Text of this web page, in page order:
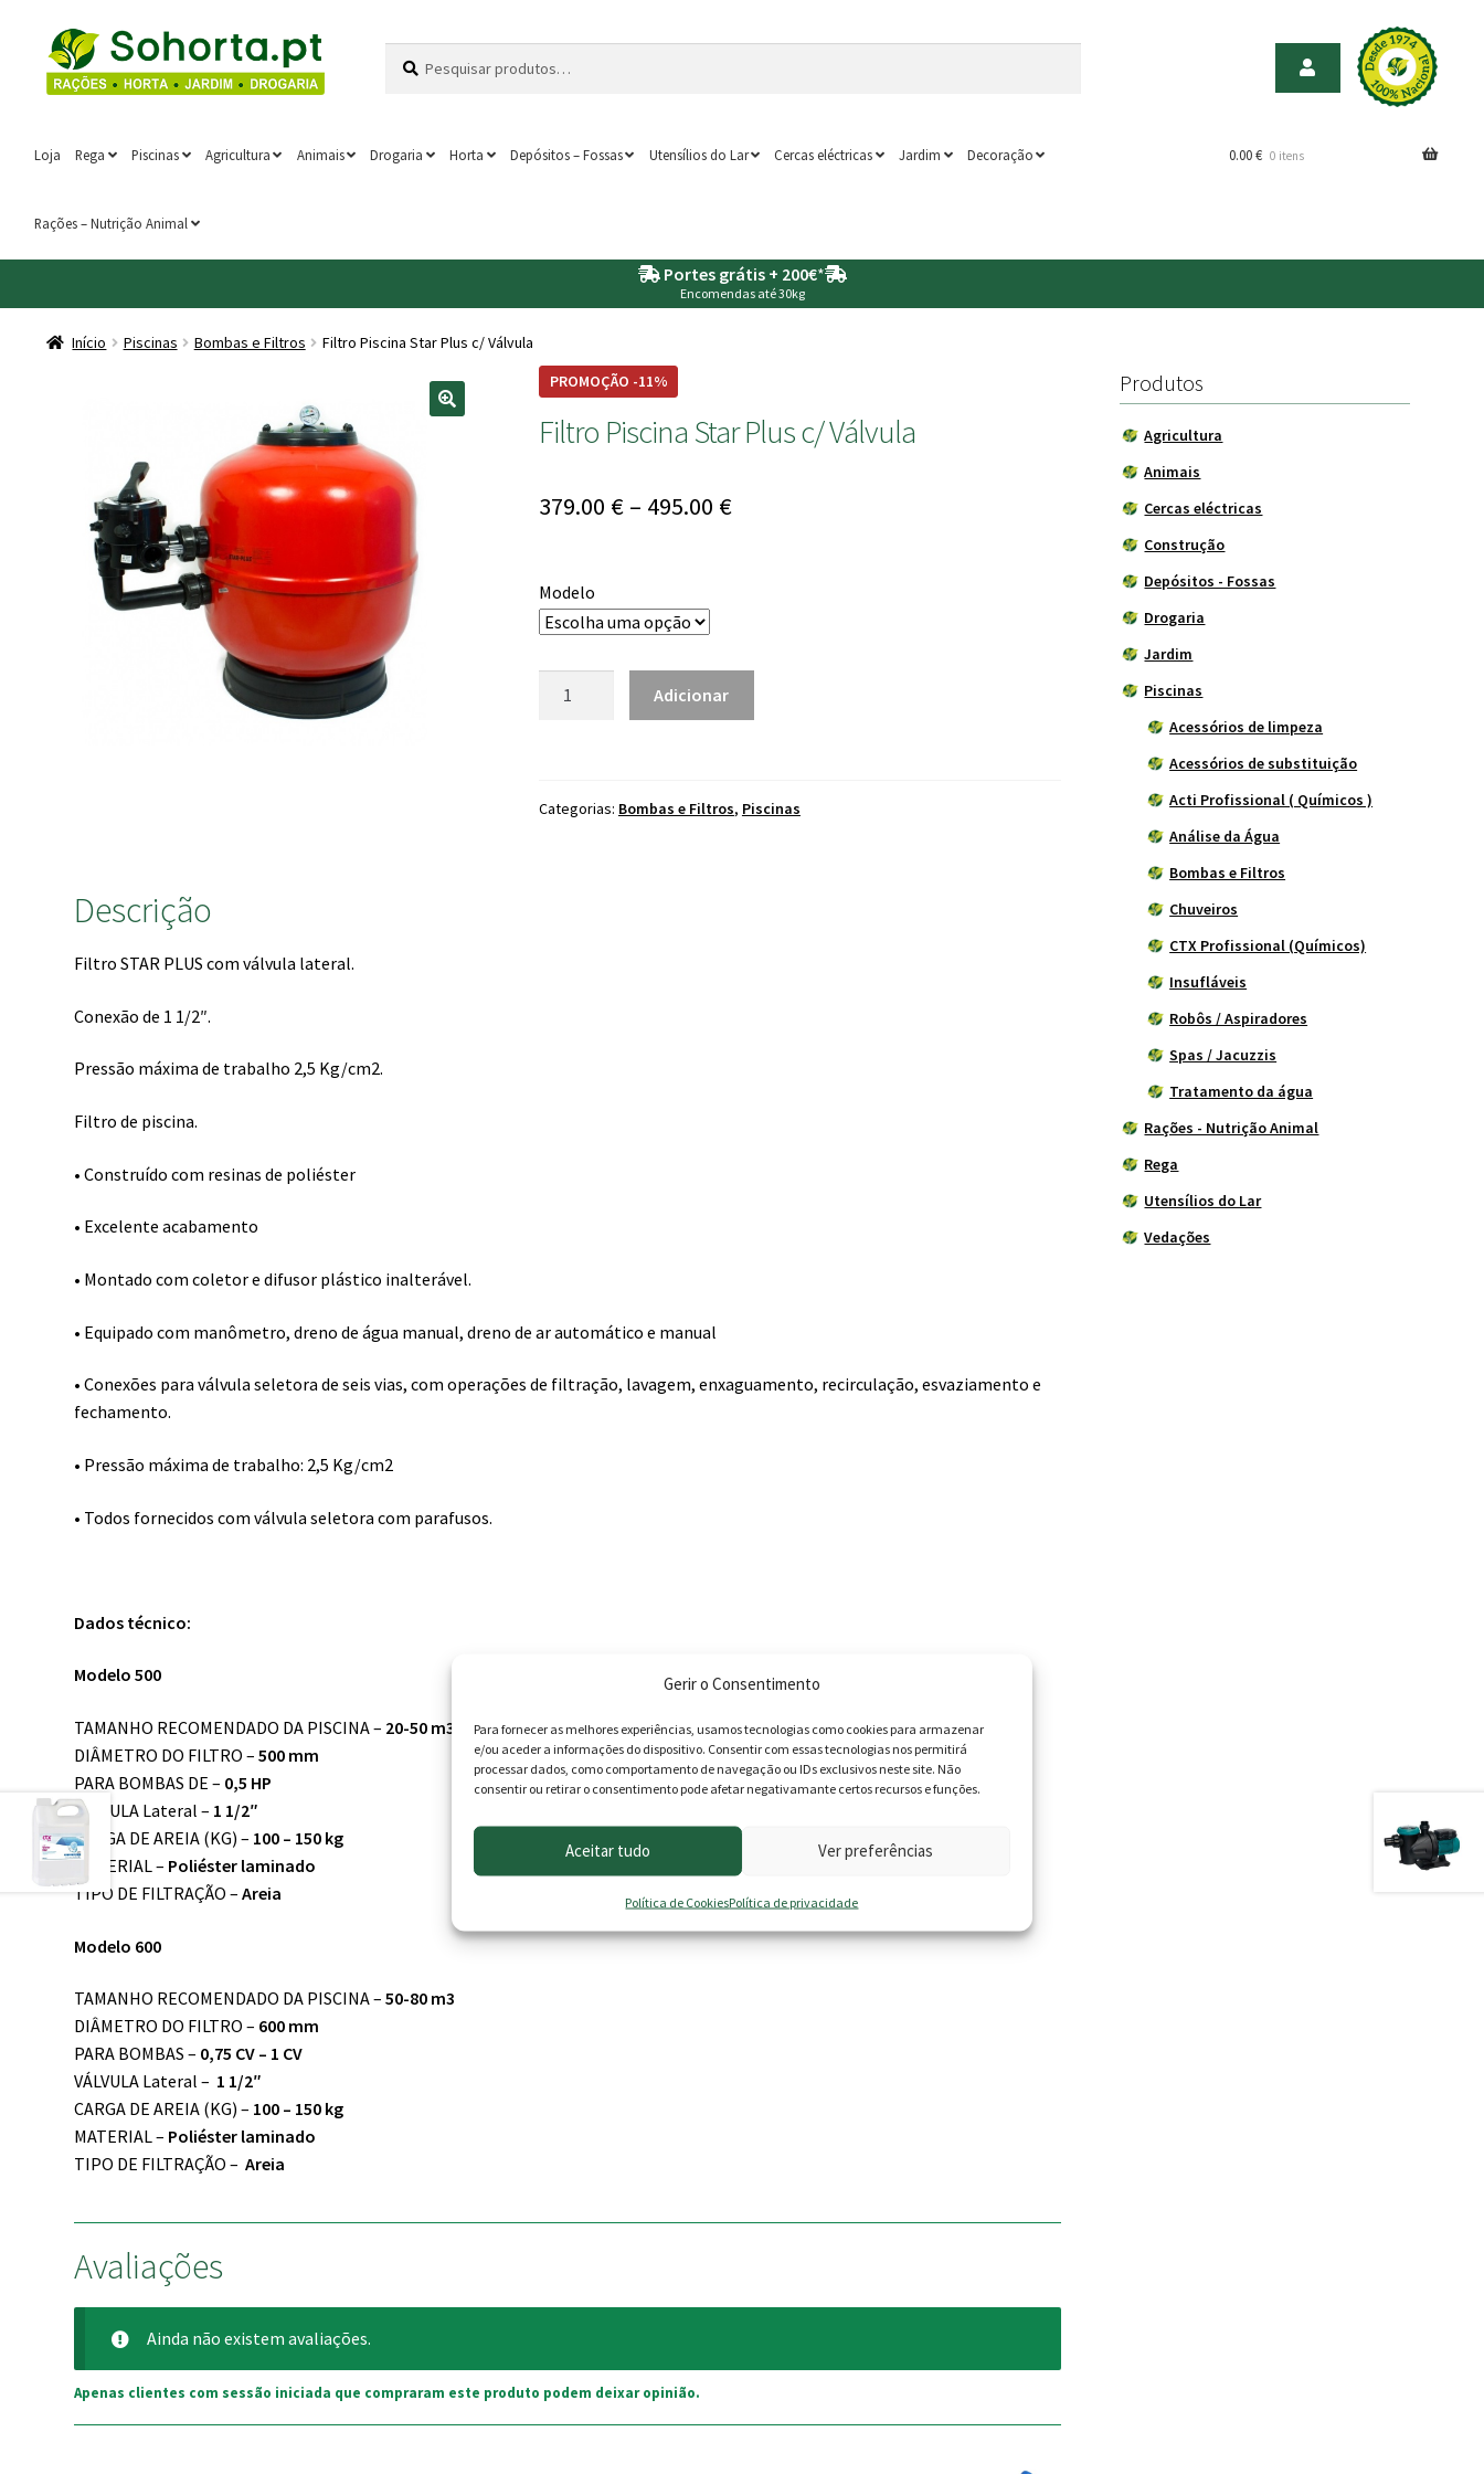
Gerir o Consentimento
Para fornecer as melhores experiências, usamos tecnologias como cookies para armazenar
e/ou aceder a informações do dispositivo. Consentir com essas tecnologias nos permitirá
processar dados, como comportamento de navegação ou IDs exclusivos neste site. Não
consentir ou retirar o consentimento pode afetar negativamante certos recursos e funções.
Aceitar tudo Ver preferências
Política de CookiesPolítica de privacidade
Ir
para
a
Saltar
para
o
por:
Loja Rega Piscinas Agricultura Animais Drogaria Horta Depósitos – Fossas Utensílios do Lar Cercas eléctricas Jardim Decoração
Rações – Nutrição Animal
0.00€ 0 itens
Portes grátis + 200€*
Encomendas até 30kg
Início Piscinas Bombas e Filtros
Filtro Piscina Star Plus c/ Válvula
PROMOÇÃO -11%
Filtro Piscina Star Plus c/ Válvula
379.00 € – 495.00 €Price
495.00 €
Modelo
Plus
Adicionar
Categorias: Bombas e Filtros, Piscinas
Descrição
Filtro STAR PLUS com válvula lateral.
Conexão de 1 1/2″.
Pressão máxima de trabalho 2,5 Kg/cm2.
Filtro de piscina.
• Construído com resinas de poliéster
• Excelente acabamento
• Montado com coletor e difusor plástico inalterável.
• Equipado com manômetro, dreno de água manual, dreno de ar automático e manual
• Conexões para válvula seletora de seis vias, com operações de filtração, lavagem, enxaguamento, recirculação, esvaziamento e
fechamento.
• Pressão máxima de trabalho: 2,5 Kg/cm2
• Todos fornecidos com válvula seletora com parafusos.
Dados técnico:
Modelo 500
TAMANHO RECOMENDADO DA PISCINA – 20-50 m3
DIÂMETRO DO FILTRO –500 mm
PARA BOMBAS DE – 0,5 HP
VÁLVULA Lateral – 1 1/2″
CARGA DE AREIA (KG) – 100 – 150 kg
MATERIAL – Poliéster laminado
TIPO DE FILTRAÇÃO –Areia
Modelo 600
TAMANHO RECOMENDADO DA PISCINA –50-80 m3
DIÂMETRO DO FILTRO – 600 mm
PARA BOMBAS – 0,75 CV – 1 CV
VÁLVULA Lateral – 1 1/2″
CARGA DE AREIA (KG) – 100 – 150 kg
MATERIAL – Poliéster laminado
TIPO DE FILTRAÇÃO –Areia
Avaliações
Ainda não existem avaliações.
Apenas clientes com sessão iniciada que compraram este produto podem deixar opinião.
Produtos
Agricultura
Animais
Cercas eléctricas
Construção
Depósitos - Fossas
Drogaria
Jardim
Piscinas
Acessórios de limpeza
Acessórios de substituição
Acti Profissional ( Químicos )
Análise da Água
Bombas e Filtros
Chuveiros
CTX Profissional (Químicos)
Insufláveis
Robôs / Aspiradores
Spas / Jacuzzis
Tratamento da água
Rações - Nutrição Animal
Rega
Utensílios do Lar
Vedações